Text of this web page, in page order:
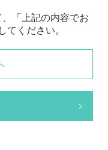
「上記の内容でお
てください。